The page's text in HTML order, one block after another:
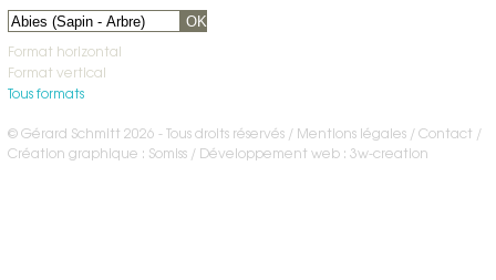
OK
Format horizontal
Format vertical
Tous formats
© Gérard Schmitt 2026 - Tous droits réservés / Mentions légales Contact /
Création graphique : Somiss
Développement web : 3w-creation